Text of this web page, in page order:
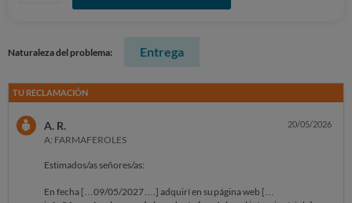
Naturaleza del problema: Entrega
TU RECLAMACIÓN
A. R.
A: FARMAFEROLES
20/05/2026
Estimados/as señores/as:
En fecha […09/05/2027….] adquirí en su página web […